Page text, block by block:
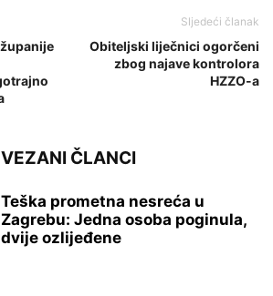
Sljedeći članak
Obiteljski liječnici ogorčeni
zbog najave kontrolora
HZZO-a
VEZANI ČLANCI
Teška prometna nesreća u
Zagrebu: Jedna osoba poginula,
dvije ozlijeđene